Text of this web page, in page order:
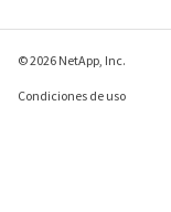
© 2026 NetApp, Inc.
Condiciones de uso